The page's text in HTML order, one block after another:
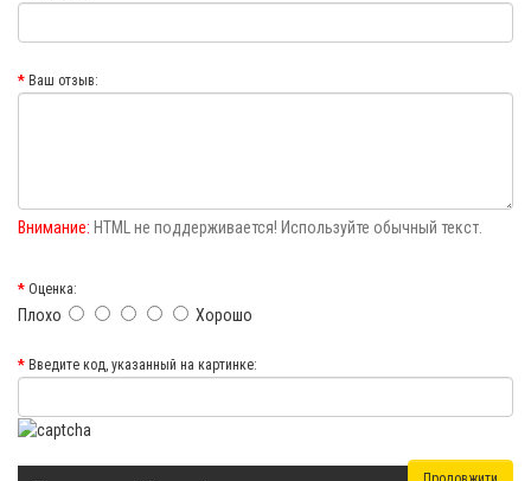
Ваш отзыв:
Внимание: HTML не поддерживается! Используйте обычный текст.
Оценка:
Плохо Хорошо
Введите код, указанный на картинке: